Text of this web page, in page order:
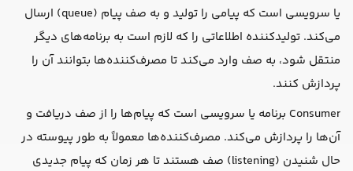
یا سرویسی است که پیامی را تولید و به صف پیام (queue) ارسال
می‌کند. تولیدکننده اطلاعاتی را که لازم است به برنامه‌های دیگر
منتقل شود، به صف وارد می‌کند تا مصرف‌کننده‌ها بتوانند آن را
پردازش کنند.
Consumer برنامه یا سرویسی است که پیام‌ها را از صف دریافت و
آن‌ها را پردازش می‌کند. مصرف‌کننده‌ها معمولاً به طور پیوسته در
حال شنیدن (listening) صف هستند تا هر زمان که پیام جدیدی